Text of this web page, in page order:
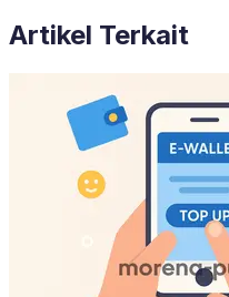
Artikel Terkait